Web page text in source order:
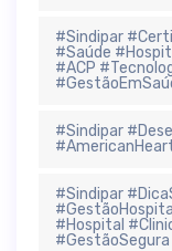
#Sindipar
#Saúde
#ACP
#Sindipar
#Sindipar
#Hospital
#GestãoSegura